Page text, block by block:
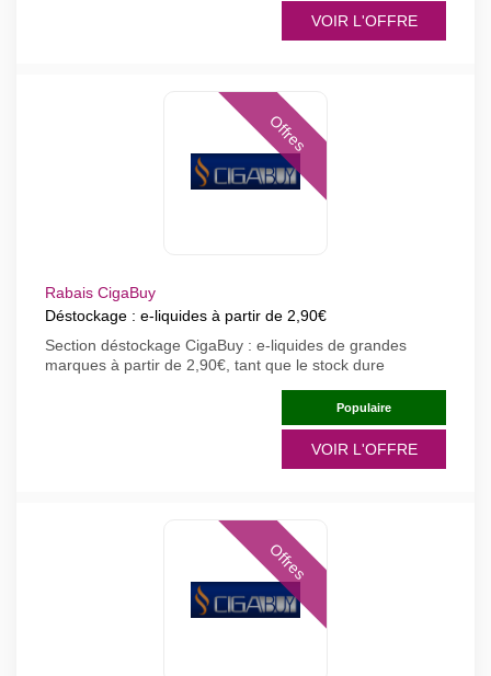
VOIR L'OFFRE
Offres
Rabais CigaBuy
Déstockage : e-liquides à partir de 2,90€
Section déstockage CigaBuy : e-liquides de grandes
marques à partir de 2,90€, tant que le stock dure
Populaire
VOIR L'OFFRE
Offres